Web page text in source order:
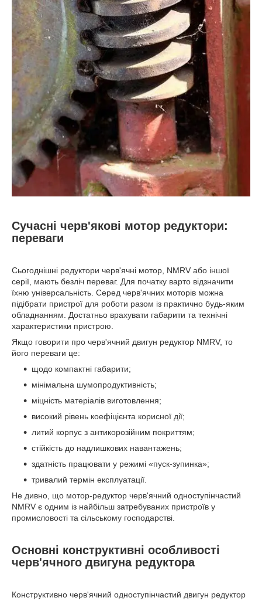
Сучасні черв'якові мотор редуктори:
переваги
Сьогоднішні редуктори черв'ячні мотор, NMRV або іншої
серії, мають безліч переваг. Для початку варто відзначити
їхню універсальність. Серед черв'ячних моторів можна
підібрати пристрої для роботи разом із практично будь-яким
обладнанням. Достатньо врахувати габарити та технічні
характеристики пристрою.
Якщо говорити про черв'ячний двигун редуктор NMRV, то
його переваги це:
щодо компактні габарити;
мінімальна шумопродуктивність;
міцність матеріалів виготовлення;
високий рівень коефіцієнта корисної дії;
литий корпус з антикорозійним покриттям;
стійкість до надлишкових навантажень;
здатність працювати у режимі «пуск-зупинка»;
тривалий термін експлуатації.
Не дивно, що мотор-редуктор черв'ячний одноступінчастий
NMRV є одним із найбільш затребуваних пристроїв у
промисловості та сільському господарстві.
Основні конструктивні особливості
черв'ячного двигуна редуктора
Конструктивно черв'ячний одноступінчастий двигун редуктор